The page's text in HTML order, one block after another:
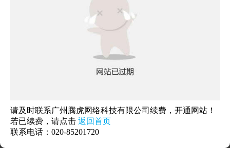
请及时联系广州腾虎网络科技有限公司续费，开通网站！
若已续费，请点击 返回首页
联系电话：020-85201720